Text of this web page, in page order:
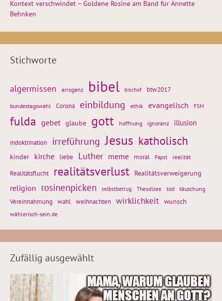
Kontext verschwindet – Goldene Rosine am Band für Annette
Behnken
Stichworte
algermissen arroganz bibel bischof btw2017
bundestagswahl Corona einbildung ethik evangelisch FSM
fulda gebet glaube gott hoffnung ignoranz illusion
indoktrination irreführung Jesus katholisch
kinder kirche liebe Luther meme moral Papst realität
Realitätsflucht realitätsverlust Realitätsverweigerung
religion rosinenpicken selbstbetrug Theodizee tod täuschung
Vereinnahmung wahl weihnachten wirklichkeit wunsch
wählerisch-sein.de
Zufällig ausgewählt